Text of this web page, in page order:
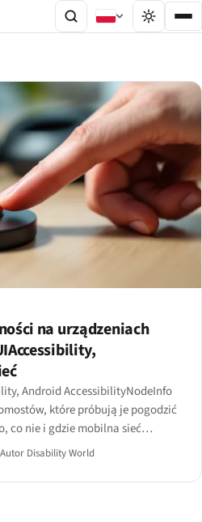
na urządzeniach
Android AccessibilityNodeInfo
które próbują je pogodzić
co nie i gdzie mobilna sieć
Autor Disability World